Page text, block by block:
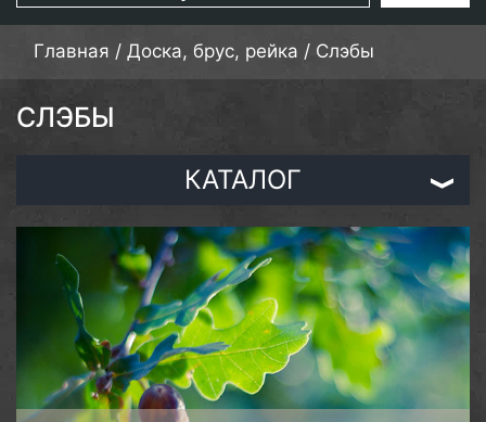
Главная / Доска, брус, рейка / Слэбы
СЛЭБЫ
КАТАЛОГ